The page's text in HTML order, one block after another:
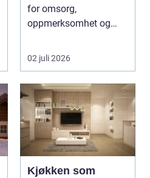
for omsorg,
oppmerksomhet og
som mål å s...
02 juli 2026
Kjøkken som